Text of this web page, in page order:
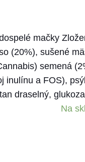
mačky
(20%), sušené
semená
inulínu a FOS),
draselný,
Na